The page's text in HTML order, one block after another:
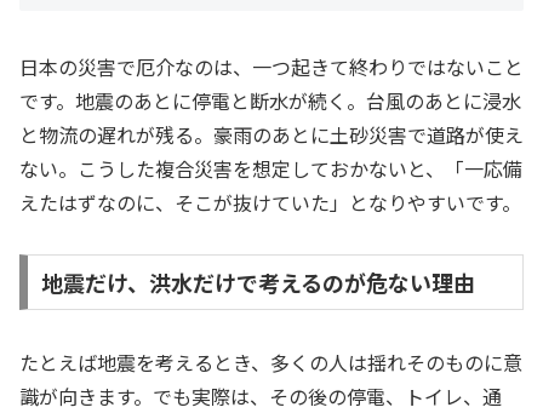
日本の災害で厄介なのは、一つ起きて終わりではないこと
です。地震のあとに停電と断水が続く。台風のあとに浸水
と物流の遅れが残る。豪雨のあとに土砂災害で道路が使え
ない。こうした複合災害を想定しておかないと、「一応備
えたはずなのに、そこが抜けていた」となりやすいです。
地震だけ、洪水だけで考えるのが危ない理由
たとえば地震を考えるとき、多くの人は揺れそのものに意
識が向きます。でも実際は、その後の停電、トイレ、通